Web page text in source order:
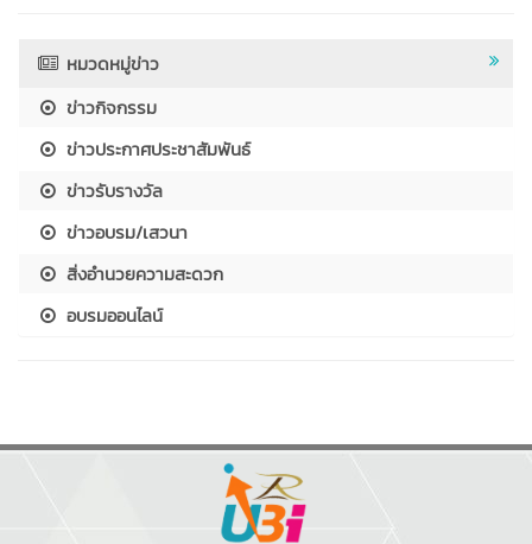
หมวดหมู่ข่าว
ข่าวกิจกรรม
ข่าวประกาศประชาสัมพันธ์
ข่าวรับรางวัล
ข่าวอบรม/เสวนา
สิ่งอำนวยความสะดวก
อบรมออนไลน์